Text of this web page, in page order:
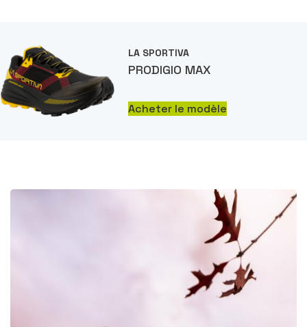
LA SPORTIVA
PRODIGIO MAX
Acheter le modèle